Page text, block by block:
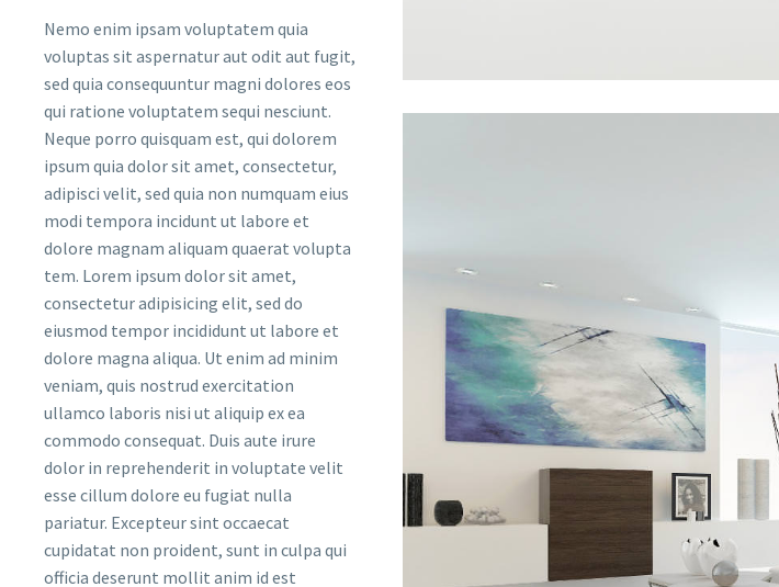
Nemo enim ipsam voluptatem quia
voluptas sit aspernatur aut odit aut fugit,
sed quia consequuntur magni dolores eos
qui ratione voluptatem sequi nesciunt.
Neque porro quisquam est, qui dolorem
ipsum quia dolor sit amet, consectetur,
adipisci velit, sed quia non numquam eius
modi tempora incidunt ut labore et
dolore magnam aliquam quaerat volupta
tem. Lorem ipsum dolor sit amet,
consectetur adipisicing elit, sed do
eiusmod tempor incididunt ut labore et
dolore magna aliqua. Ut enim ad minim
veniam, quis nostrud exercitation
ullamco laboris nisi ut aliquip ex ea
commodo consequat. Duis aute irure
dolor in reprehenderit in voluptate velit
esse cillum dolore eu fugiat nulla
pariatur. Excepteur sint occaecat
cupidatat non proident, sunt in culpa qui
officia deserunt mollit anim id est